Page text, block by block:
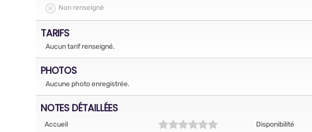
Non renseigné
TARIFS
Aucun tarif renseigné.
PHOTOS
Aucune photo enregistrée.
NOTES DÉTAILLÉES
Accueil
Disponibilité